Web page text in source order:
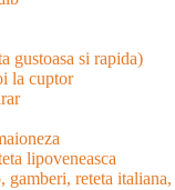
gustoasa si rapida)
la cuptor
lipoveneasca
gamberi, reteta italiana,